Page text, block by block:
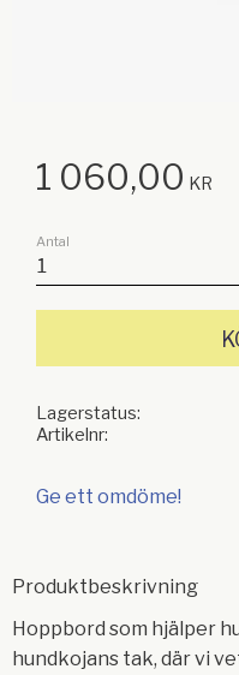
1 060,00 KR
Antal
Lagerstatus
Artikelnr
Ge ett omdöme!
Produktbeskrivning
Hoppbord som hjälper
hundkojans tak, där vi